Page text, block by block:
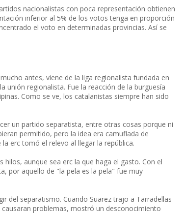
nacionalistas con poca representación obtienen
inferior al 5% de los votos tenga en proporción
el voto en determinadas provincias. Así se
antes, viene de la liga regionalista fundada en
unión regionalista. Fue la reacción de la burguesía
Como se ve, los catalanistas siempre han sido
un partido separatista, entre otras cosas porque ni
permitido, pero la idea era camuflada de
erc tomó el relevo al llegar la república.
aunque sea erc la que haga el gasto. Con el
por aquello de "la pela es la pela" fue muy
del separatismo. Cuando Suarez trajo a Tarradellas
problemas, mostró un desconocimiento